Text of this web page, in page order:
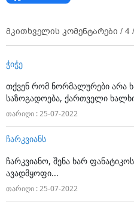
მკითხველის კომენტარები / 4 /
ჭიჭე
თქვენ რომ ნორმალურები არა
საზოგადოება, ქართველი
თარიღი : 25-07-2022
ჩარკვიანს
ჩარკვიანო, შენა ხარ
ავადმყოფი...
თარიღი : 25-07-2022